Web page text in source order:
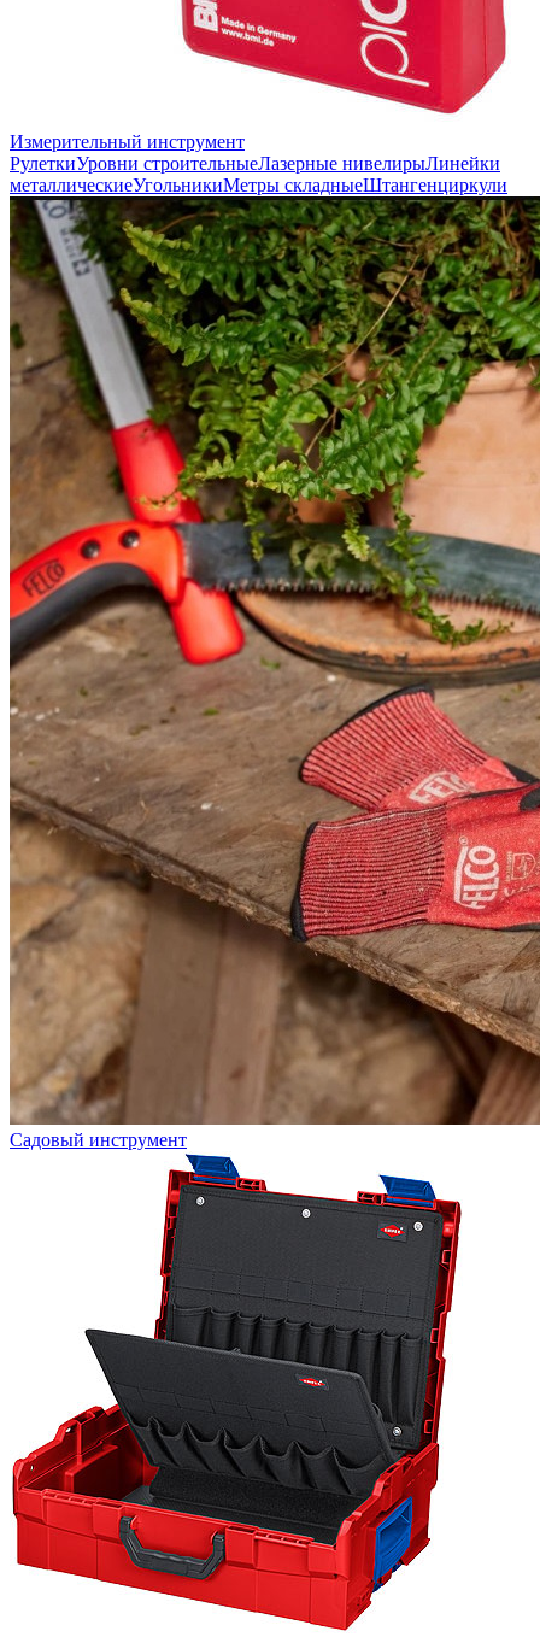
Измерительный инструмент
РулеткиУровни строительныеЛазерные нивелирыЛинейки
металлическиеУгольникиМетры складныеШтангенциркули
Садовый инструмент